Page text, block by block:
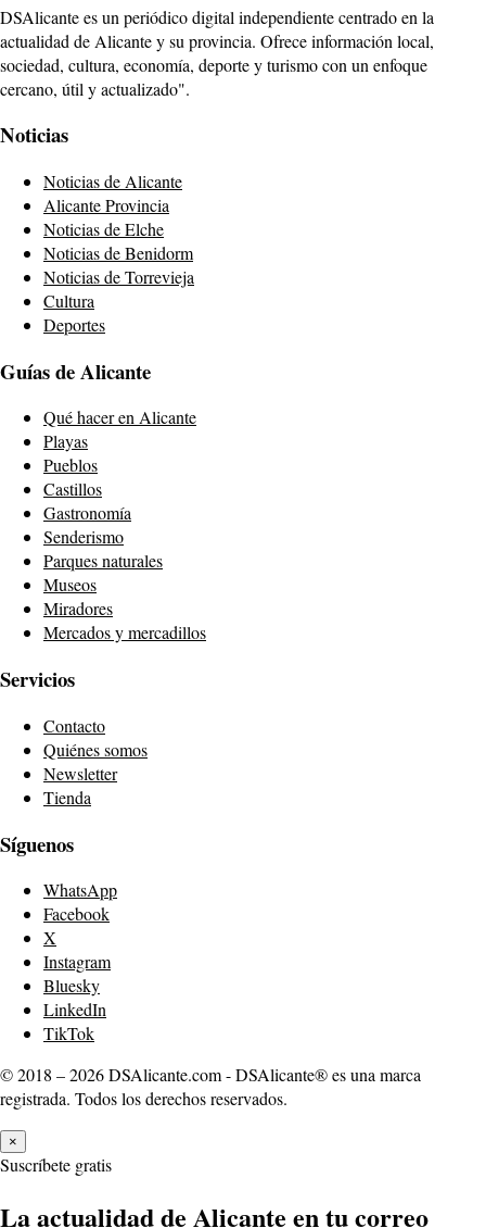
DSAlicante es un periódico digital independiente centrado en la
actualidad de Alicante y su provincia. Ofrece información local,
sociedad, cultura, economía, deporte y turismo con un enfoque
cercano, útil y actualizado".
Noticias
Noticias de Alicante
Alicante Provincia
Noticias de Elche
Noticias de Benidorm
Noticias de Torrevieja
Cultura
Deportes
Guías de Alicante
Qué hacer en Alicante
Playas
Pueblos
Castillos
Gastronomía
Senderismo
Parques naturales
Museos
Miradores
Mercados y mercadillos
Servicios
Contacto
Quiénes somos
Newsletter
Tienda
Síguenos
WhatsApp
Facebook
X
Instagram
Bluesky
LinkedIn
TikTok
© 2018 – 2026 DSAlicante.com - DSAlicante® es una marca
registrada. Todos los derechos reservados.
×
Suscríbete gratis
La actualidad de Alicante en tu correo